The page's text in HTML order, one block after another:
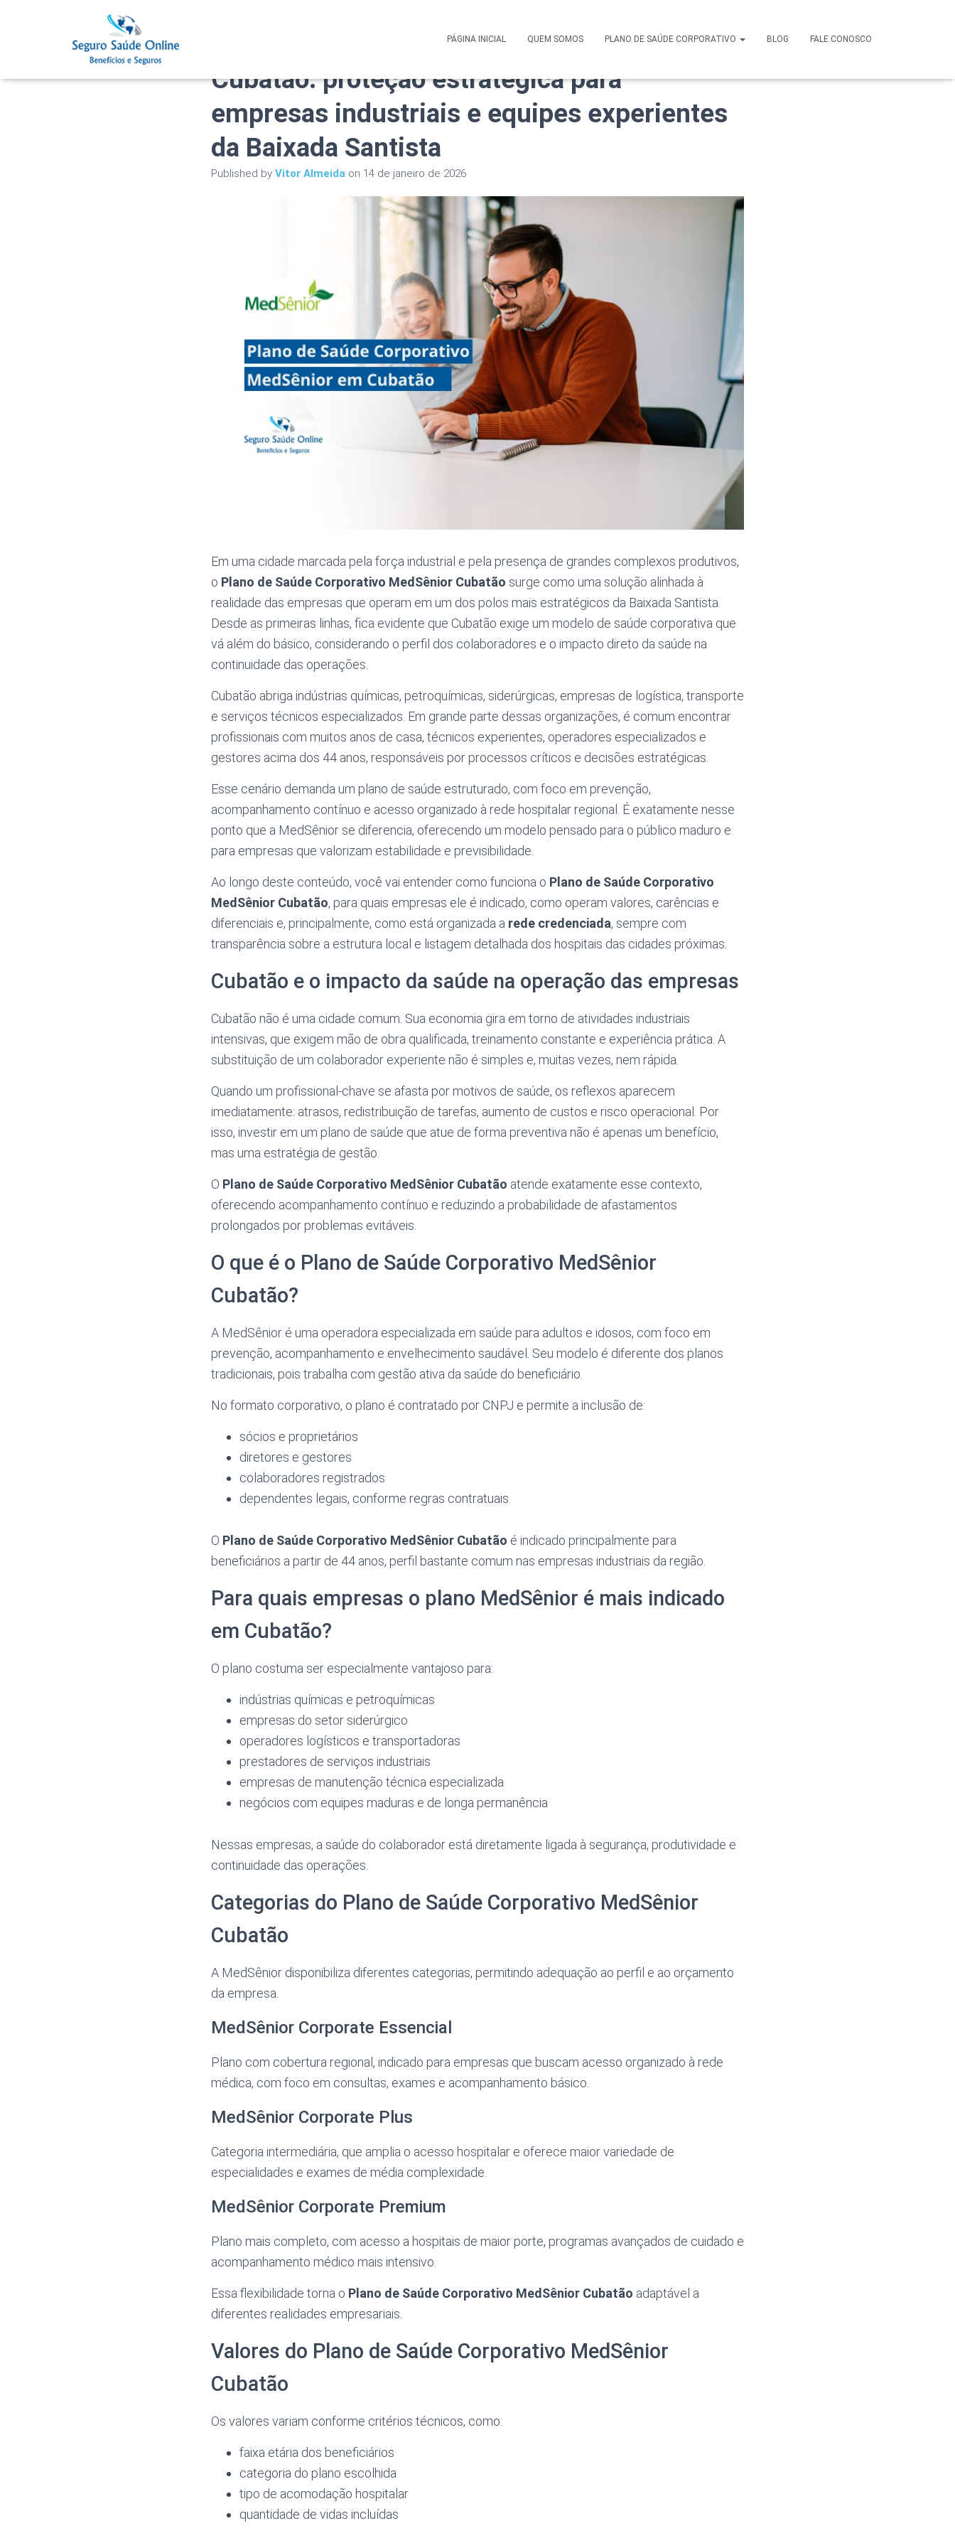
PÁGINA INICIAL QUEM SOMOS PLANO DE SAÚDE CORPORATIVO BLOG FALE CONOSCO
Plano de Saúde Corporativo MedSênior
Cubatão: proteção estratégica para
empresas industriais e equipes experientes
da Baixada Santista
Published by Vitor Almeida on 14 de janeiro de 2026
Em uma cidade marcada pela força industrial e pela presença de grandes complexos produtivos,
o Plano de Saúde Corporativo MedSênior Cubatão surge como uma solução alinhada à
realidade das empresas que operam em um dos polos mais estratégicos da Baixada Santista.
Desde as primeiras linhas, fica evidente que Cubatão exige um modelo de saúde corporativa que
vá além do básico, considerando o perfil dos colaboradores e o impacto direto da saúde na
continuidade das operações.
Cubatão abriga indústrias químicas, petroquímicas, siderúrgicas, empresas de logística, transporte
e serviços técnicos especializados. Em grande parte dessas organizações, é comum encontrar
profissionais com muitos anos de casa, técnicos experientes, operadores especializados e
gestores acima dos 44 anos, responsáveis por processos críticos e decisões estratégicas.
Esse cenário demanda um plano de saúde estruturado, com foco em prevenção,
acompanhamento contínuo e acesso organizado à rede hospitalar regional. É exatamente nesse
ponto que a MedSênior se diferencia, oferecendo um modelo pensado para o público maduro e
para empresas que valorizam estabilidade e previsibilidade.
Ao longo deste conteúdo, você vai entender como funciona o Plano de Saúde Corporativo
MedSênior Cubatão, para quais empresas ele é indicado, como operam valores, carências e
diferenciais e, principalmente, como está organizada a rede credenciada, sempre com
transparência sobre a estrutura local e listagem detalhada dos hospitais das cidades próximas.
Cubatão e o impacto da saúde na operação das empresas
Cubatão não é uma cidade comum. Sua economia gira em torno de atividades industriais
intensivas, que exigem mão de obra qualificada, treinamento constante e experiência prática. A
substituição de um colaborador experiente não é simples e, muitas vezes, nem rápida.
Quando um profissional-chave se afasta por motivos de saúde, os reflexos aparecem
imediatamente: atrasos, redistribuição de tarefas, aumento de custos e risco operacional. Por
isso, investir em um plano de saúde que atue de forma preventiva não é apenas um benefício,
mas uma estratégia de gestão.
O Plano de Saúde Corporativo MedSênior Cubatão atende exatamente esse contexto,
oferecendo acompanhamento contínuo e reduzindo a probabilidade de afastamentos
prolongados por problemas evitáveis.
O que é o Plano de Saúde Corporativo MedSênior
Cubatão?
A MedSênior é uma operadora especializada em saúde para adultos e idosos, com foco em
prevenção, acompanhamento e envelhecimento saudável. Seu modelo é diferente dos planos
tradicionais, pois trabalha com gestão ativa da saúde do beneficiário.
No formato corporativo, o plano é contratado por CNPJ e permite a inclusão de:
sócios e proprietários
diretores e gestores
colaboradores registrados
dependentes legais, conforme regras contratuais
O Plano de Saúde Corporativo MedSênior Cubatão é indicado principalmente para
beneficiários a partir de 44 anos, perfil bastante comum nas empresas industriais da região.
Para quais empresas o plano MedSênior é mais indicado
em Cubatão?
O plano costuma ser especialmente vantajoso para:
indústrias químicas e petroquímicas
empresas do setor siderúrgico
operadores logísticos e transportadoras
prestadores de serviços industriais
empresas de manutenção técnica especializada
negócios com equipes maduras e de longa permanência
Nessas empresas, a saúde do colaborador está diretamente ligada à segurança, produtividade e
continuidade das operações.
Categorias do Plano de Saúde Corporativo MedSênior
Cubatão
A MedSênior disponibiliza diferentes categorias, permitindo adequação ao perfil e ao orçamento
da empresa.
MedSênior Corporate Essencial
Plano com cobertura regional, indicado para empresas que buscam acesso organizado à rede
médica, com foco em consultas, exames e acompanhamento básico.
MedSênior Corporate Plus
Categoria intermediária, que amplia o acesso hospitalar e oferece maior variedade de
especialidades e exames de média complexidade.
MedSênior Corporate Premium
Plano mais completo, com acesso a hospitais de maior porte, programas avançados de cuidado e
acompanhamento médico mais intensivo.
Essa flexibilidade torna o Plano de Saúde Corporativo MedSênior Cubatão adaptável a
diferentes realidades empresariais.
Valores do Plano de Saúde Corporativo MedSênior
Cubatão
Os valores variam conforme critérios técnicos, como:
faixa etária dos beneficiários
categoria do plano escolhida
tipo de acomodação hospitalar
quantidade de vidas incluídas